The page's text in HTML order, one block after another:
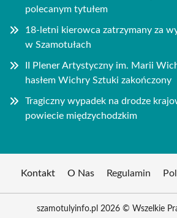
polecanym tytułem
18-letni kierowca zatrzymany za
w Szamotułach
II Plener Artystyczny im. Marii
hasłem Wichry Sztuki zakończony
Tragiczny wypadek na drodze
powiecie międzychodzkim
Kontakt O Nas Regulamin
szamotulyinfo.pl 2026 © Wszelkie